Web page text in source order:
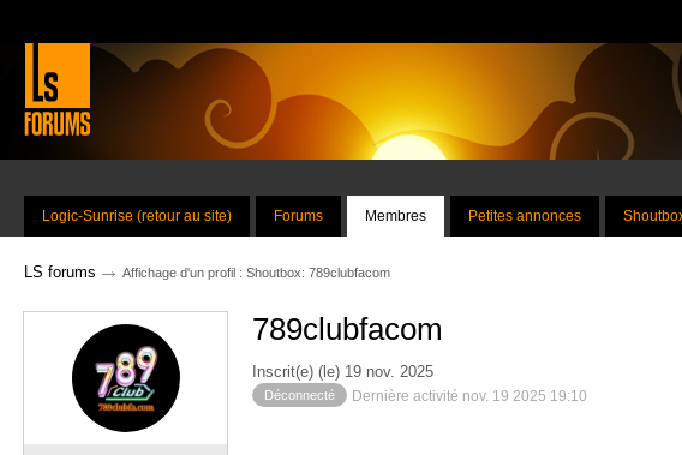
Logic-Sunrise (retour au site) Forums Membres Petites annonces
LS forums → Affichage d'un profil : Shoutbox: 789clubfacom
789clubfacom
Inscrit(e) (le) 19 nov. 2025
Déconnecté Dernière activité nov. 19 2025 19:10